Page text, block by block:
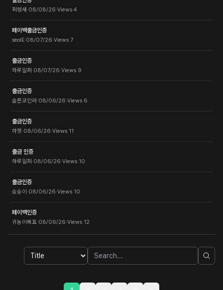
퍼렁새 ·08/08/26·Views 4
페이백출금인증
seolE·08/07/26·Views 7
출금인증
하루일퍼·08/07/26·Views 9
출금인증
슬픈코인러·08/06/26·Views 6
출금인증
하핫·08/06/26·Views 11
출금 인증
하루일퍼·08/06/26·Views 10
출금인증
숭숭이·08/06/26·Views 10
페이백인증
귀농이목표·08/06/26·Views 12